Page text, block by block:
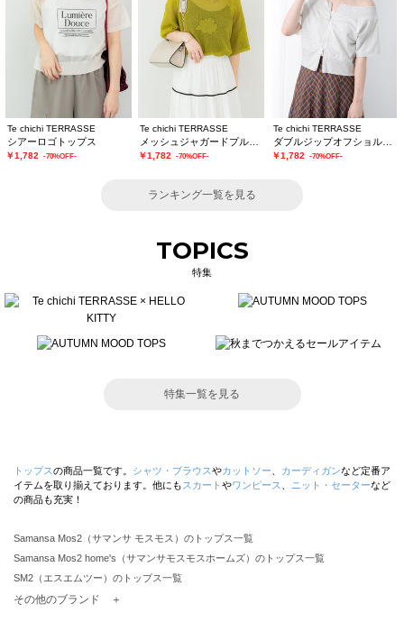
Te chichi TERRASSE
シアーロゴトップス
￥1,782 -70%OFF-
Te chichi TERRASSE
￥1,782 -70%OFF-
Te chichi TERRASSE
ダブルジップオフショルカットトップス
￥1,782 -70%OFF-
ランキング一覧を見る
TOPICS
特集
特集一覧を見る
トップスの商品一覧です。 シャツ・ブラウスやカットソー カーディガンなど定番ア
イテムを取り揃えております。他にも スカート やワンピース ニット・セーターなど
の商品も充実！
Samansa Mos2（サマンサ モスモス）のトップス一覧
Samansa Mos2 home's（サマンサモスモスホームズ）のトップス一覧
SM2（エスエムツー）のトップス一覧
TSUHARU by Samansa Mos2（ツハルバイサマンサモスモス）のトップス一覧
その他のブランド ＋